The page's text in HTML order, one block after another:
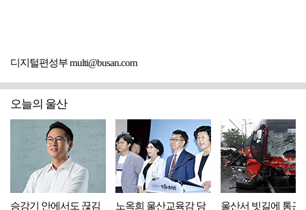
디지털편성부 multi@busan.com
오늘의 울산
승강기 안에서도 끊김 노옥희 울산교육감 당 울산서 빗길에 통근